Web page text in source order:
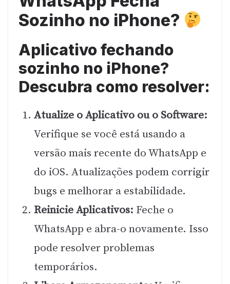
Sozinho no iPhone?
Aplicativo fechando
sozinho no iPhone?
Descubra como resolver:
Atualize o Aplicativo ou o Software:
Verifique se você está usando a
versão mais recente do WhatsApp e
do iOS. Atualizações podem corrigir
bugs e melhorar a estabilidade.
Reinicie Aplicativos: Feche o
WhatsApp e abra-o novamente. Isso
pode resolver problemas
temporários.